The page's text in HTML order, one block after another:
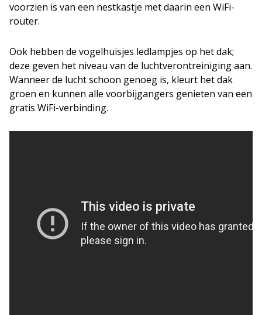
voorzien is van een nestkastje met daarin een WiFi-
router.
Ook hebben de vogelhuisjes ledlampjes op het dak;
deze geven het niveau van de luchtverontreiniging aan.
Wanneer de lucht schoon genoeg is, kleurt het dak
groen en kunnen alle voorbijgangers genieten van een
gratis WiFi-verbinding.